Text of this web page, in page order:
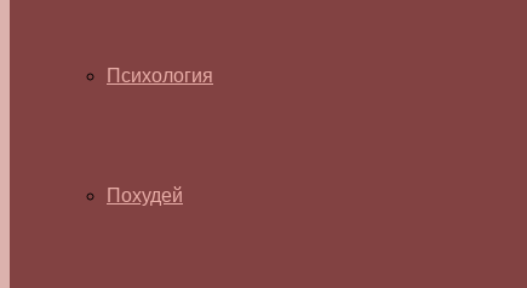
Психология
Похудей